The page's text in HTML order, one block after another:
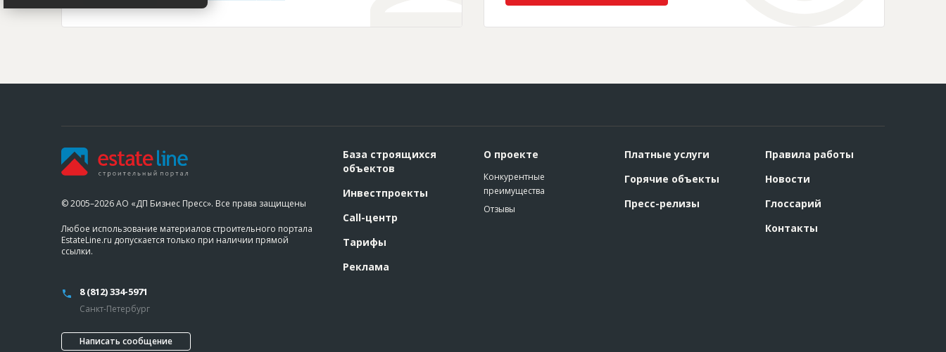
© 2005–2026 АО «ДП Бизнес Пресс». Все права защищены
Любое использование материалов строительного портала
EstateLine.ru допускается только при наличии прямой
ссылки.
8 (812) 334-5971
Санкт-Петербург
Написать сообщение
База строящихся
объектов
Инвестпроекты
Call-центр
Тарифы
Реклама
О проекте
Конкурентные
преимущества
Отзывы
Платные услуги
Горячие объекты
Пресс-релизы
Правила работы
Новости
Глоссарий
Контакты